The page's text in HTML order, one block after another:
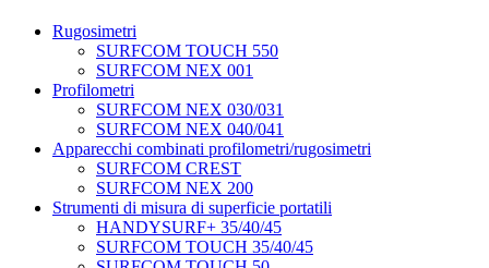
Rugosimetri
SURFCOM TOUCH 550
SURFCOM NEX 001
Profilometri
SURFCOM NEX 030/031
SURFCOM NEX 040/041
Apparecchi combinati profilometri/rugosimetri
SURFCOM CREST
SURFCOM NEX 200
Strumenti di misura di superficie portatili
HANDYSURF+ 35/40/45
SURFCOM TOUCH 35/40/45